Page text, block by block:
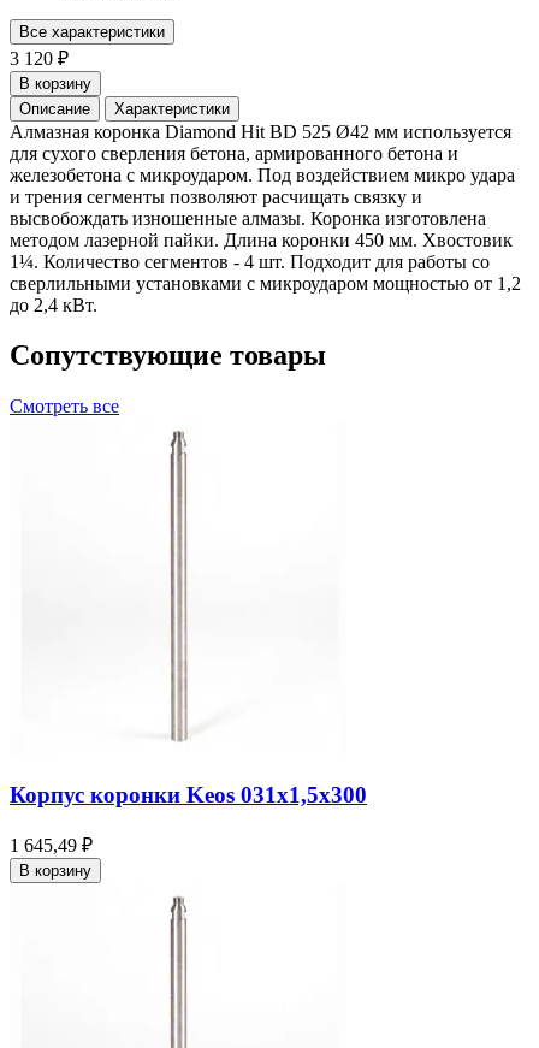
Все характеристики
3 120 ₽
В корзину
Описание
Характеристики
Алмазная коронка Diamond Hit BD 525 Ø42 мм используется
для сухого сверления бетона, армированного бетона и
железобетона с микроударом. Под воздействием микро удара
и трения сегменты позволяют расчищать связку и
высвобождать изношенные алмазы. Коронка изготовлена
методом лазерной пайки. Длина коронки 450 мм. Хвостовик
1¼. Количество сегментов - 4 шт. Подходит для работы со
сверлильными установками с микроударом мощностью от 1,2
до 2,4 кВт.
Сопутствующие товары
Смотреть все
Корпус коронки Keos 031x1,5x300
1 645,49 ₽
В корзину